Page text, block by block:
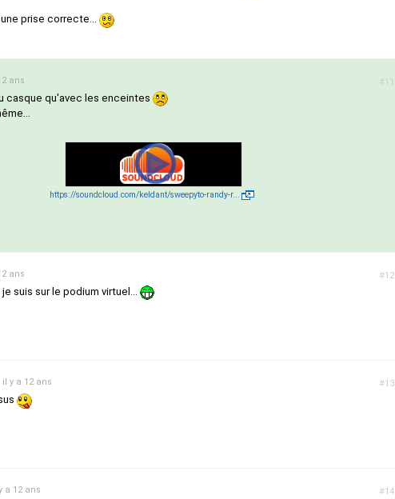
prise correcte...
#11
ans
casque qu'avec les enceintes
https://soundcloud.com/keldant/sweepyto-randy-r...
#12
ans
suis sur le podium virtuel...
#13
il y a 12 ans
#14
a 12 ans